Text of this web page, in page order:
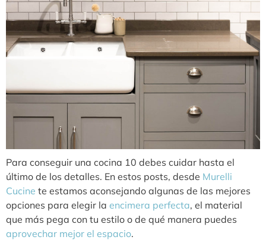
Para conseguir una cocina 10 debes cuidar hasta el
último de los detalles. En estos posts, desde Murelli
Cucine te estamos aconsejando algunas de las mejores
opciones para elegir la encimera perfecta, el material
que más pega con tu estilo o de qué manera puedes
aprovechar mejor el espacio.